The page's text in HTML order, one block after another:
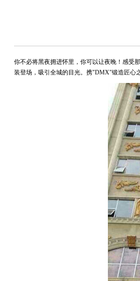
你不必将黑夜拥进怀里， 你可以让夜晚！ 感受
装登场， 吸引全城的目光。 携"DMX"锻造匠心